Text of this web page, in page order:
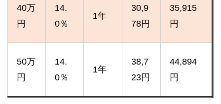
40万
円
14.
0％
1年
30,9
78円
35,915
円
50万
円
14.
0％
1年
38,7
23円
44,894
円